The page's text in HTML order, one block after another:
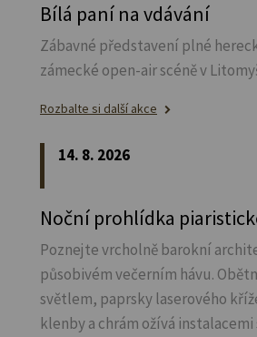
Bílá paní na vdávání
Zábavné představení plné
zámecké open-air scéně v
Rozbalte si další akce
14. 8. 2026
Noční prohlídka
Poznejte vrcholně barokní
působivém večerním hávu.
světlem, paprsky laserového
klenby a chrám ožívá instalacemi